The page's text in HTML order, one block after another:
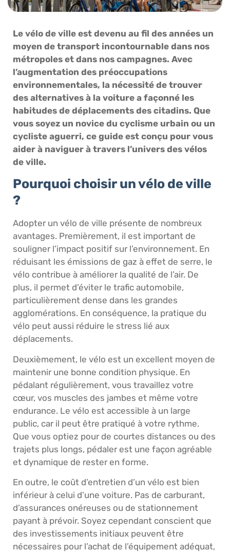
Le vélo de ville est devenu au fil des années un
moyen de transport incontournable dans nos
métropoles et dans nos campagnes. Avec
l’augmentation des préoccupations
environnementales, la nécessité de trouver
des alternatives à la voiture a façonné les
habitudes de déplacements des citadins. Que
vous soyez un novice du cyclisme urbain ou un
cycliste aguerri, ce guide est conçu pour vous
aider à naviguer à travers l’univers des vélos
de ville.
Pourquoi choisir un vélo de ville
?
Adopter un vélo de ville présente de nombreux
avantages. Premièrement, il est important de
souligner l’impact positif sur l’environnement. En
réduisant les émissions de gaz à effet de serre, le
vélo contribue à améliorer la qualité de l’air. De
plus, il permet d’éviter le trafic automobile,
particulièrement dense dans les grandes
agglomérations. En conséquence, la pratique du
vélo peut aussi réduire le stress lié aux
déplacements.
Deuxièmement, le vélo est un excellent moyen de
maintenir une bonne condition physique. En
pédalant régulièrement, vous travaillez votre
cœur, vos muscles des jambes et même votre
endurance. Le vélo est accessible à un large
public, car il peut être pratiqué à votre rythme.
Que vous optiez pour de courtes distances ou des
trajets plus longs, pédaler est une façon agréable
et dynamique de rester en forme.
En outre, le coût d’entretien d’un vélo est bien
inférieur à celui d’une voiture. Pas de carburant,
d’assurances onéreuses ou de stationnement
payant à prévoir. Soyez cependant conscient que
des investissements initiaux peuvent être
nécessaires pour l’achat de l’équipement adéquat,